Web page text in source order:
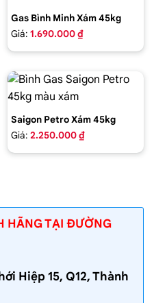
Gas Bình Minh Xám 45kg
Giá: 1.690.000 ₫
Saigon Petro Xám 45kg
Giá: 2.250.000 ₫
HÃNG TẠI ĐƯỜNG
Hiệp 15, Q12, Thành